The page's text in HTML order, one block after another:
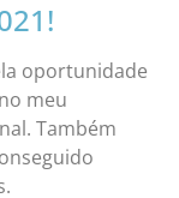
oportunidade
meu
Também